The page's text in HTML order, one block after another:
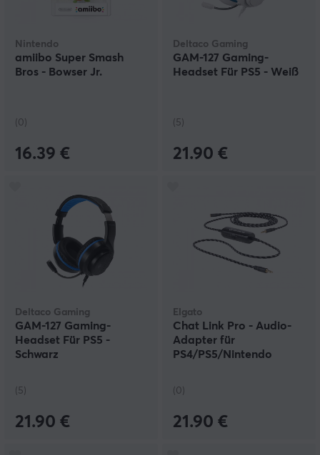
Nintendo
amiibo Super Smash
Bros - Bowser Jr.
(0)
16.39 €
Deltaco Gaming
GAM-127 Gaming-
Headset Für PS5 - Weiß
(5)
21.90 €
Deltaco Gaming
GAM-127 Gaming-
Headset Für PS5 -
Schwarz
(5)
21.90 €
Elgato
Chat Link Pro - Audio-
Adapter für
PS4/PS5/Nintendo
(0)
21.90 €